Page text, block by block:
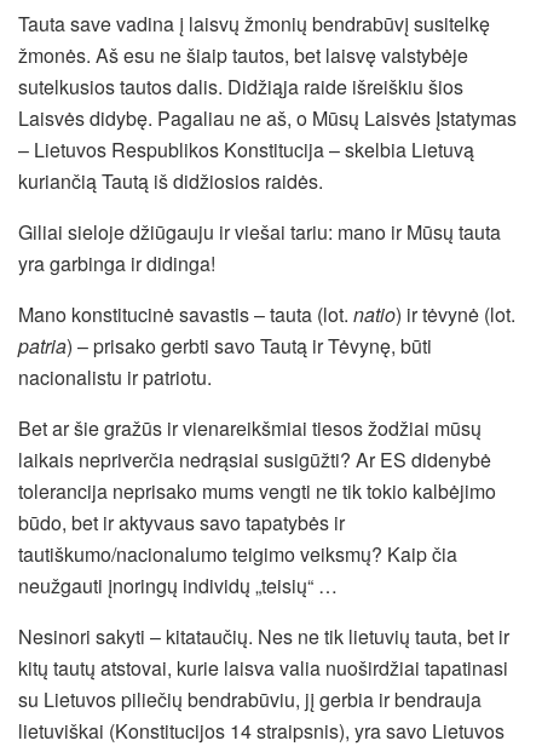
Tauta save vadina į laisvų žmonių bendrabūvį susitelkę
žmonės. Aš esu ne šiaip tautos, bet laisvę valstybėje
sutelkusios tautos dalis. Didžiąja raide išreiškiu šios
Laisvės didybę. Pagaliau ne aš, o Mūsų Laisvės Įstatymas
– Lietuvos Respublikos Konstitucija – skelbia Lietuvą
kuriančią Tautą iš didžiosios raidės.
Giliai sieloje džiūgauju ir viešai tariu: mano ir Mūsų tauta
yra garbinga ir didinga!
Mano konstitucinė savastis – tauta (lot. natio) ir tėvynė (lot.
patria) – prisako gerbti savo Tautą ir Tėvynę, būti
nacionalistu ir patriotu.
Bet ar šie gražūs ir vienareikšmiai tiesos žodžiai mūsų
laikais nepriverčia nedrąsiai susigūžti? Ar ES didenybė
tolerancija neprisako mums vengti ne tik tokio kalbėjimo
būdo, bet ir aktyvaus savo tapatybės ir
tautiškumo/nacionalumo teigimo veiksmų? Kaip čia
neužgauti įnoringų individų „teisių“ …
Nesinori sakyti – kitataučių. Nes ne tik lietuvių tauta, bet ir
kitų tautų atstovai, kurie laisva valia nuoširdžiai tapatinasi
su Lietuvos piliečių bendrabūviu, jį gerbia ir bendrauja
lietuviškai (Konstitucijos 14 straipsnis), yra savo Lietuvos